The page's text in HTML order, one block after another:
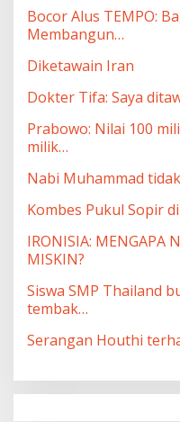
Bocor Alus TEMPO:
Membangun…
Diketawain Iran
Dokter Tifa: Saya
Prabowo: Nilai 100
milik…
Nabi Muhammad
Kombes Pukul Sopir di
IRONISIA: MENGAPA
MISKIN?
Siswa SMP Thailand
tembak…
Serangan Houthi